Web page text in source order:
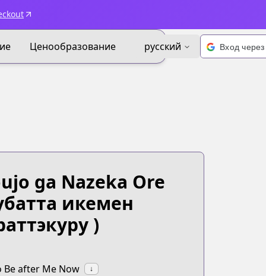
Ценообразование русский
ga Nazeka Ore
икемен
)
Be after Me Now ↓